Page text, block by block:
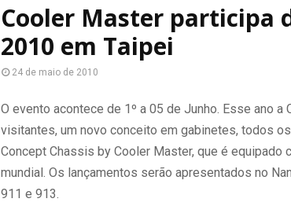
Cooler Master participa
2010 em Taipei
24 de maio de 2010
O evento acontece de 1º a 05 de Junho. Esse ano
visitantes, um novo conceito em gabinetes, todos
Concept Chassis by Cooler Master, que é equipado
mundial. Os lançamentos serão apresentados no
911 e 913.